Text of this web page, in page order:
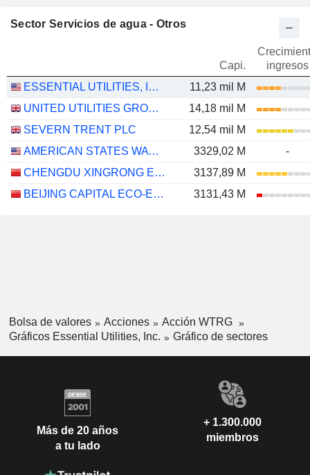
Sector Servicios de agua - Otros
Capi.
ingresos
ESSENTIAL UTILITIES, INC.
11,23 mil M
UNITED UTILITIES GROUP PLC
14,18 mil M
SEVERN TRENT PLC
12,54 mil M
AMERICAN STATES WATER COMPANY
3329,02 M
-
CHENGDU XINGRONG ENVIRONMENT CO., LTD.
3137,89 M
BEIJING CAPITAL ECO-ENVIRONMENT PROTECTION GROUP CO., LTD.
3131,43 M
Bolsa de valores Acciones
Acción WTRG
Gráficos Essential Utilities, Inc.
Gráfico de sectores
Más de 20 años
a tu lado
+ 1.300.000
miembros